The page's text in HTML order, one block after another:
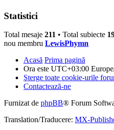
Statistici
Total mesaje 211 • Total subiecte
nou membru LewisPhymn
Acasă Prima pagină
Ora este UTC+03:00
Şterge toate cookie-urile
Contactează-ne
Furnizat de phpBB® Forum
Translation/Traducere: MX-